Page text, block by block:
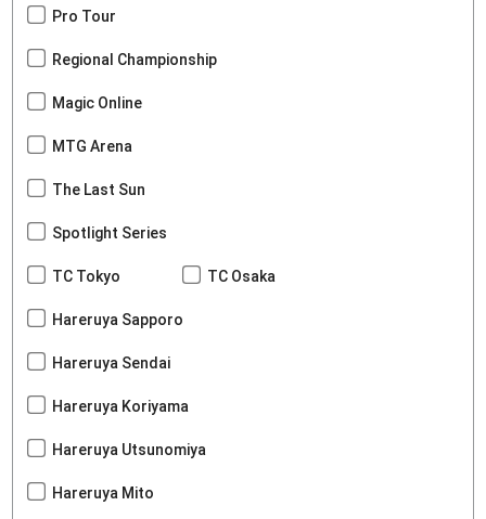
Pro Tour
Regional Championship
Magic Online
MTG Arena
The Last Sun
Spotlight Series
TC Tokyo TC Osaka
Hareruya Sapporo
Hareruya Sendai
Hareruya Koriyama
Hareruya Utsunomiya
Hareruya Mito